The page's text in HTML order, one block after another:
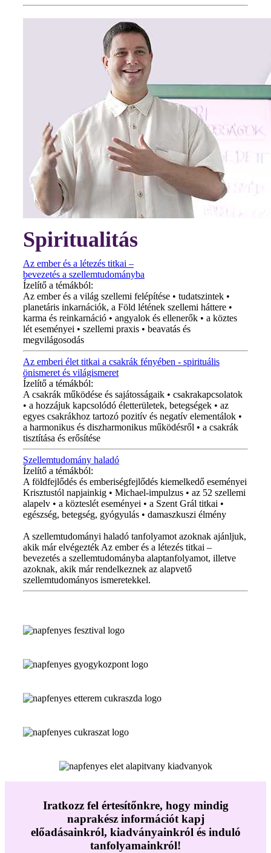
Spiritualitás
Az ember és a létezés titkai –
bevezetés a szellemtudományba
Ízelítő a témákból:
Az ember és a világ szellemi felépítése • tudatszintek •
planetáris inkarnációk, a Föld létének szellemi háttere •
karma és reinkarnáció • angyalok és ellenerők • a köztes
lét eseményei • szellemi praxis • beavatás és
megvilágosodás
Az emberi élet titkai a csakrák fényében - spirituális
önismeret és világismeret
Ízelítő a témákból:
A csakrák működése és sajátosságaik • csakrakapcsolatok
• a hozzájuk kapcsolódó életterületek, betegségek • az
egyes csakrákhoz tartozó pozitív és negatív elementálok •
a harmonikus és diszharmonikus működésről • a csakrák
tisztítása és erősítése
Szellemtudomány haladó
Ízelítő a témákból:
A földfejlődés és emberiségfejlődés kiemelkedő eseményei
Krisztustól napjainkig • Michael-impulzus • az 52 szellemi
alapelv • a közteslét eseményei • a Szent Grál titkai •
egészség, betegség, gyógyulás • damaszkuszi élmény
A szellemtudományi haladó tanfolyamot azoknak ajánljuk,
akik már elvégezték Az ember és a létezés titkai –
bevezetés a szellemtudományba alaptanfolyamot, illetve
azoknak, akik már rendelkeznek az alapvető
szellemtudományos ismeretekkel.
Iratkozz fel értesítőnkre, hogy mindig
naprakész információt kapj
előadásainkról, kiadványainkról és induló
tanfolyamainkról!